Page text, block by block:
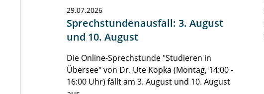
29.07.2026
Sprechstundenausfall: 3. August
und 10. August
Die Online-Sprechstunde "Studieren in
Übersee" von Dr. Ute Kopka (Montag, 14:00 -
16:00 Uhr) fällt am 3. August und 10. August